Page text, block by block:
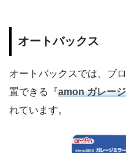
オートバックス
オートバックスでは、ブ
置できる『amon ガレー
れています。